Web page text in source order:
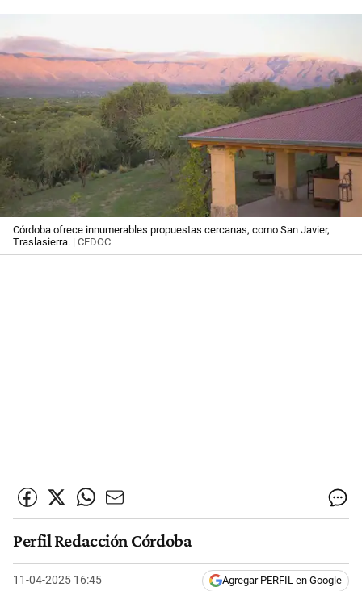
Córdoba ofrece innumerables propuestas cercanas, como San Javier,
Traslasierra. | CEDOC
Perfil Redacción Córdoba
11-04-2025 16:45 Agregar PERFIL en Google